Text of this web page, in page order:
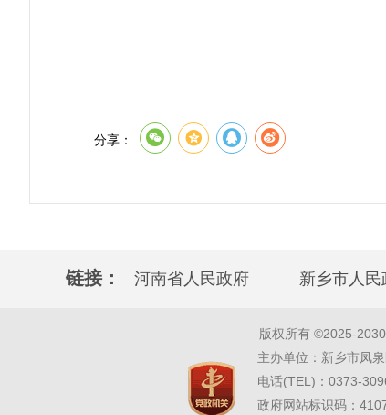
分享：
链接： 河南省人民政府 新乡市人民
版权所有 ©2025-
主办单位：新乡市凤
电话(TEL)：0373-
政府网站标识码：